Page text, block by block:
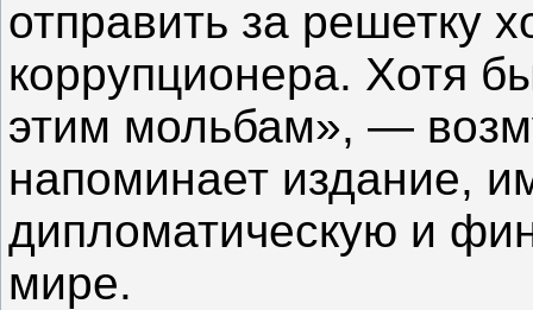
отправить за решетку
коррупционера. Хотя
этим мольбам», —
напоминает издание,
дипломатическую и
мире.